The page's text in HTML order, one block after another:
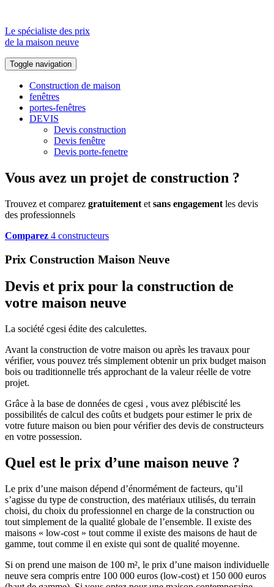
Le spécialiste des prix
de la maison neuve
Toggle navigation
Construction de maison
fenêtres
portes-fenêtres
DEVIS
Devis construction
Devis fenêtre
Devis porte-fenetre
Vous avez un projet de construction ?
Trouvez et comparez gratuitement et sans engagement les devis
des professionnels
Comparez 4 constructeurs
Prix Construction Maison Neuve
Devis et prix pour la construction de
votre maison neuve
La société cgesi édite des calculettes.
Avant la construction de votre maison ou après les travaux pour
vérifier, vous pouvez trés simplement obtenir un prix budget maison
bois ou traditionnelle trés approchant de la valeur réelle de votre
projet.
Grâce à la base de données de cgesi , vous avez plébiscité les
possibilités de calcul des coûts et budgets pour estimer le prix de
votre future maison ou bien pour vérifier des devis de constructeurs
en votre possession.
Quel est le prix d’une maison neuve ?
Le prix d’une maison dépend d’énormément de facteurs, qu’il
s’agisse du type de construction, des matériaux utilisés, du terrain
choisi, du choix du professionnel en charge de la construction ou
tout simplement de la qualité globale de l’ensemble. Il existe des
maisons « low-cost » tout comme il existe des maisons de haut de
gamme, tout comme il en existe qui sont de qualité moyenne.
Si on prend une maison de 100 m², le prix d’une maison individuelle
neuve sera compris entre 100 000 euros (low-cost) et 150 000 euros